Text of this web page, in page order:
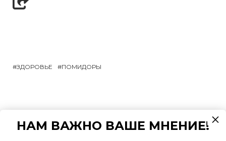
ЗДОРОВЬЕ ПОМИДОРЫ
авторизуйтесь
НАМ ВАЖНО ВАШЕ МНЕНИЕ!